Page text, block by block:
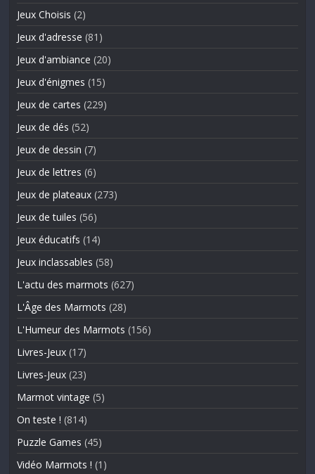
Jeux Choisis (2)
Jeux d'adresse (81)
Jeux d'ambiance (20)
Jeux d'énigmes (15)
Jeux de cartes (229)
Jeux de dés (52)
Jeux de dessin (7)
Jeux de lettres (6)
Jeux de plateaux (273)
Jeux de tuiles (56)
Jeux éducatifs (14)
Jeux inclassables (58)
L'actu des marmots (627)
L'Âge des Marmots (28)
L'Humeur des Marmots (156)
Livres-Jeux (17)
Livres-Jeux (23)
Marmot vintage (5)
On teste ! (814)
Puzzle Games (45)
Vidéo Marmots ! (1)